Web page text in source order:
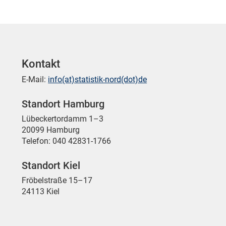
Kontakt
E-Mail: info(at)statistik-nord(dot)de
Standort Hamburg
Lübeckertordamm 1–3
20099 Hamburg
Telefon: 040 42831-1766
Standort Kiel
Fröbelstraße 15–17
24113 Kiel